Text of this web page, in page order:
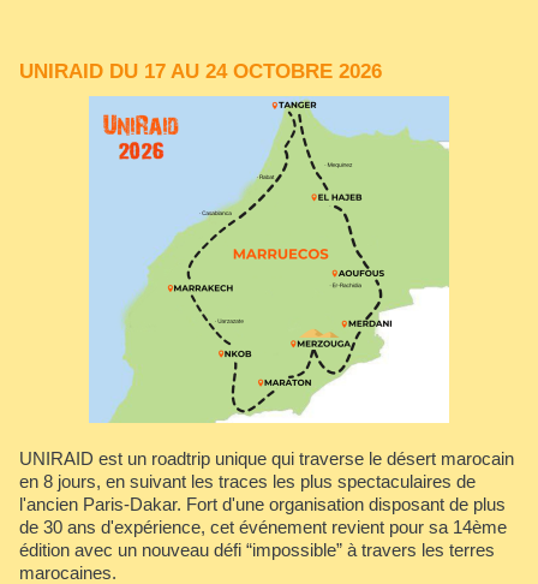
UNIRAID DU 17 AU 24 OCTOBRE 2026
UNIRAID est un roadtrip unique qui traverse le désert marocain
en 8 jours, en suivant les traces les plus spectaculaires de
l'ancien Paris-Dakar. Fort d'une organisation disposant de plus
de 30 ans d'expérience, cet événement revient pour sa 14ème
édition avec un nouveau défi “impossible” à travers les terres
marocaines.